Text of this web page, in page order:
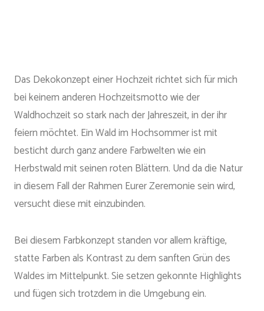
Das Dekokonzept einer Hochzeit richtet sich für mich
bei keinem anderen Hochzeitsmotto wie der
Waldhochzeit so stark nach der Jahreszeit, in der ihr
feiern möchtet. Ein Wald im Hochsommer ist mit
besticht durch ganz andere Farbwelten wie ein
Herbstwald mit seinen roten Blättern. Und da die Natur
in diesem Fall der Rahmen Eurer Zeremonie sein wird,
versucht diese mit einzubinden.
Bei diesem Farbkonzept standen vor allem kräftige,
statte Farben als Kontrast zu dem sanften Grün des
Waldes im Mittelpunkt. Sie setzen gekonnte Highlights
und fügen sich trotzdem in die Umgebung ein.